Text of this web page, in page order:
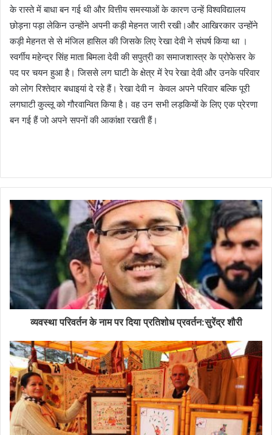
के रास्ते में बाधा बन गई थी और वित्तीय समस्याओं के कारण उन्हें विश्वविद्यालय
छोड़ना पड़ा लेकिन उन्होंने अपनी कड़ी मेहनत जारी रखी।और आखिरकार उन्होंने
कड़ी मेहनत से से मंजिल हासिल की जिसके लिए रेखा देवी ने संघर्ष किया था ।
स्वर्गीय महेन्द्र सिंह माता बिमला देवी की सपुत्री का समाजशास्त्र के प्रोफेसर के
पद पर चयन हुआ है। जिससे लग घाटी के क्षेत्र में रेप रेखा देवी और उनके परिवार
को लोग रिश्तेदार बधाइयां दे रहे हैं। रेखा देवी न केवल अपने परिवार बल्कि पूरी
लगघाटी कुल्लू को गौरवान्वित किया है। वह उन सभी लड़कियों के लिए एक प्रेरणा
बन गई हैं जो अपने सपनों की आकांक्षा रखती हैं।
व्यवस्था परिवर्तन के नाम पर दिया प्रतिशोध प्रवर्तन:सुरेंद्र शौरी